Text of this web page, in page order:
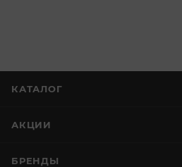
КАТАЛОГ
АКЦИИ
БРЕНДЫ